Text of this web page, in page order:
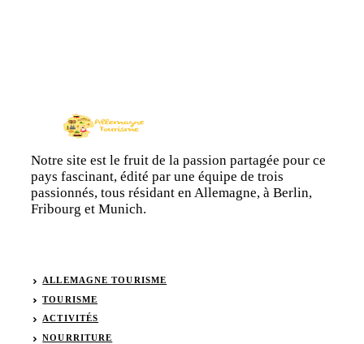
Notre site est le fruit de la passion partagée pour ce
pays fascinant, édité par une équipe de trois
passionnés, tous résidant en Allemagne, à Berlin,
Fribourg et Munich.
ALLEMAGNE TOURISME
TOURISME
ACTIVITÉS
NOURRITURE